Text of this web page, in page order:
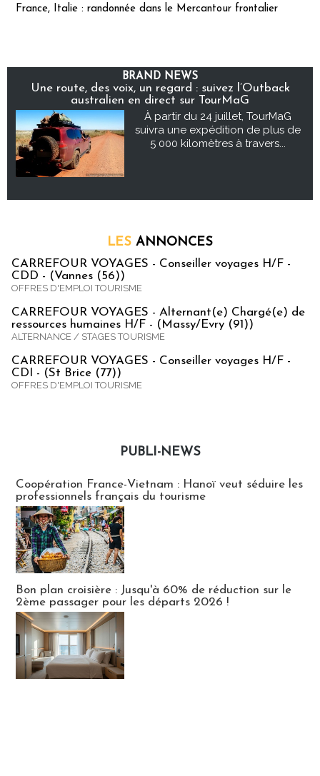
France, Italie : randonnée dans le Mercantour frontalier
BRAND NEWS
Une route, des voix, un regard : suivez l’Outback
australien en direct sur TourMaG
À partir du 24 juillet, TourMaG
suivra une expédition de plus de
5 000 kilomètres à travers...
LES ANNONCES
CARREFOUR VOYAGES - Conseiller voyages H/F -
CDD - (Vannes (56))
OFFRES D'EMPLOI TOURISME
CARREFOUR VOYAGES - Alternant(e) Chargé(e) de
ressources humaines H/F - (Massy/Evry (91))
ALTERNANCE / STAGES TOURISME
CARREFOUR VOYAGES - Conseiller voyages H/F -
CDI - (St Brice (77))
OFFRES D'EMPLOI TOURISME
PUBLI-NEWS
Coopération France-Vietnam : Hanoï veut séduire les
professionnels français du tourisme
Bon plan croisière : Jusqu'à 60% de réduction sur le
2ème passager pour les départs 2026 !